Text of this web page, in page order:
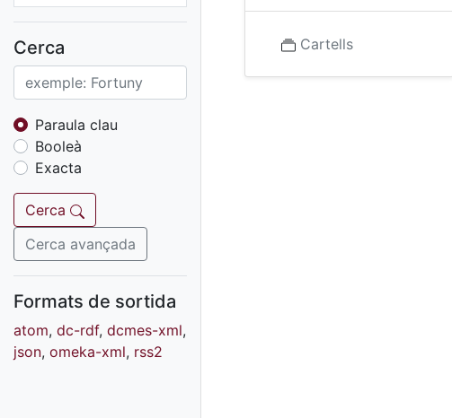
Fons sonor de Ràdio
Reus
Cartells
Fons audiovisual
Fons local
Fons sonor
Goigs
Fons fotogràfic
Fons d'art
Cerca
Paraula clau
Booleà
Exacta
Cerca
Cerca avançada
Formats de sortida
atom, dc-rdf, dcmes-xml,
json, omeka-xml, rss2
Cartells